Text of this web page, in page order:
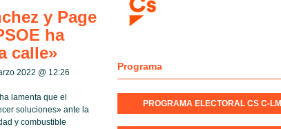
y Page
ha
calle»
2022 @ 12:26
lamenta que el
soluciones» ante la
y combustible
Programa
PROGRAMA ELECTORAL CS C-LM